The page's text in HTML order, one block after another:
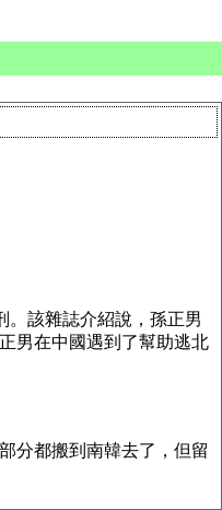
。該雜誌介紹說，孫正男
男在中國遇到了幫助逃北
分都搬到南韓去了，但留